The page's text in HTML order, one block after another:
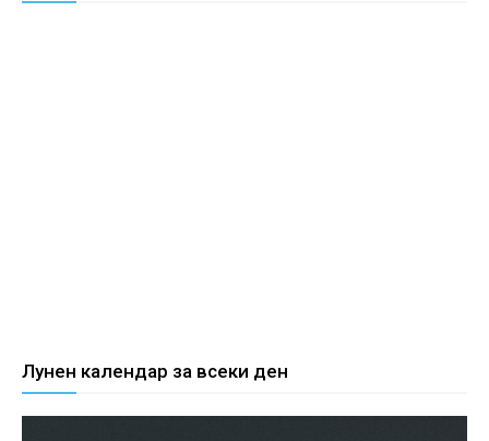
Лунен календар за всеки ден